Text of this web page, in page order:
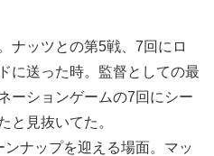
ナッツとの第5戦、7回にロ
に送った時。監督としての最
ーションゲームの7回にシー
と見抜いてた。
ナップを迎える場面。マッ